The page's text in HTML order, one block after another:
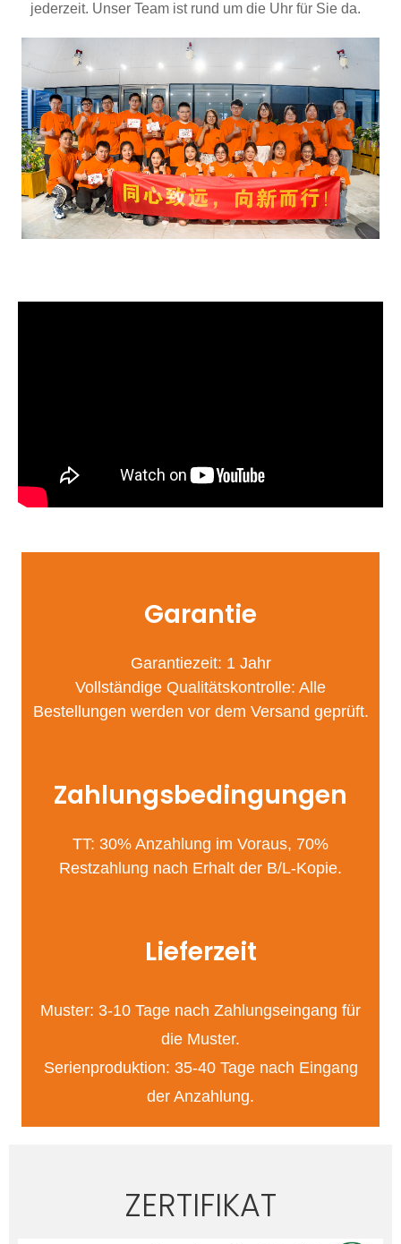
jederzeit. Unser Team ist rund um die Uhr für Sie da.
Garantie
Garantiezeit: 1 Jahr
Vollständige Qualitätskontrolle: Alle
Bestellungen werden vor dem Versand geprüft.
Zahlungsbedingungen
TT: 30% Anzahlung im Voraus, 70%
Restzahlung nach Erhalt der B/L-Kopie.
Lieferzeit
Muster: 3-10 Tage nach Zahlungseingang für
die Muster.
Serienproduktion: 35-40 Tage nach Eingang
der Anzahlung.
ZERTIFIKAT